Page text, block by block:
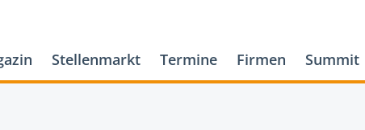
Stellenmarkt Termine Firmen Summit